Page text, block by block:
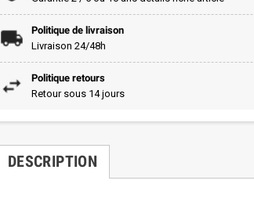
Politique de livraison
Livraison 24/48h
Politique retours
Retour sous 14 jours
DESCRIPTION